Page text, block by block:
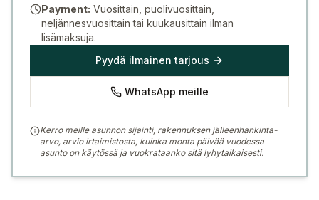
Payment: Vuosittain, puolivuosittain,
neljännesvuosittain tai kuukausittain ilman
lisämaksuja.
Pyydä ilmainen tarjous
WhatsApp meille
Kerro meille asunnon sijainti, rakennuksen jälleenhankinta-
arvo, arvio irtaimistosta, kuinka monta päivää vuodessa
asunto on käytössä ja vuokrataanko sitä lyhytaikaisesti.